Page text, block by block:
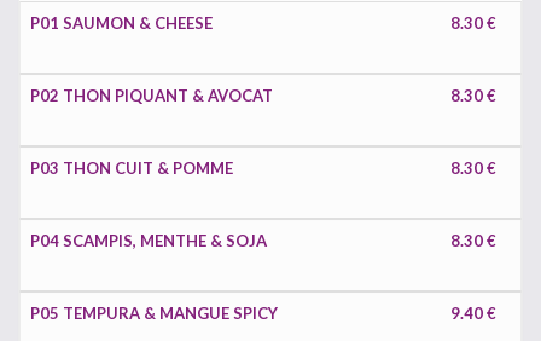
P01 SAUMON & CHEESE 8.30 €
P02 THON PIQUANT & AVOCAT 8.30 €
P03 THON CUIT & POMME 8.30 €
P04 SCAMPIS, MENTHE & SOJA 8.30 €
P05 TEMPURA & MANGUE SPICY 9.40 €